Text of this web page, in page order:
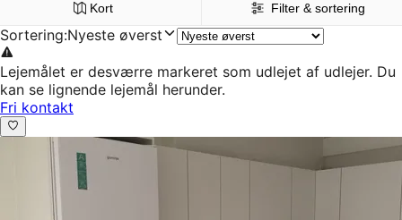
Kort Filter & sortering
Sortering:Nyeste øverst
Lejemålet er desværre markeret som udlejet af udlejer. Du
kan se lignende lejemål herunder.
Fri kontakt